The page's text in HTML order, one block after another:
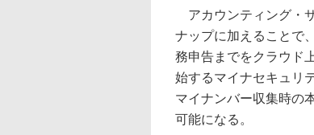
アカウンティング・
ナップに加えることで
務申告までをクラウド
始するマイナセキュリ
マイナンバー収集時の
可能になる。